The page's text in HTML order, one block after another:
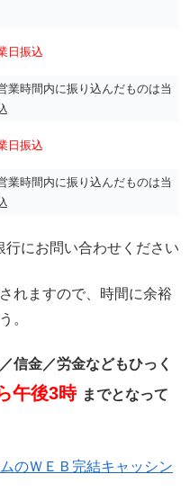
日振込
業時間内に振り込んだものは当
日振込
業時間内に振り込んだものは当
行にお問い合わせください
れますので、時間に余裕
。
信金／労金などもひっく
午後3時 までとなって
のＷＥＢ完結キャッシン